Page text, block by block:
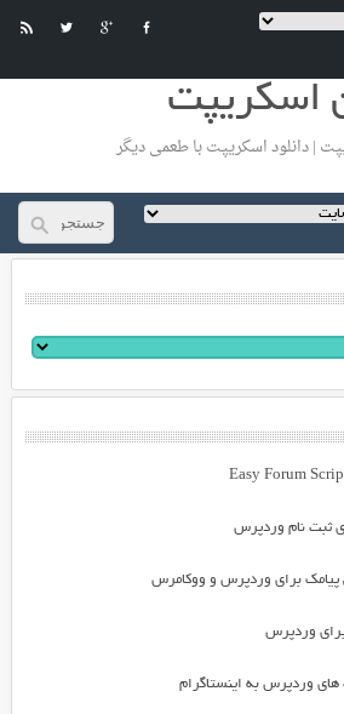
اسکریپت
| دانلود اسکریپت با طعمی دیگر
ثبت نام وردپرس
برای وردپرس و ووکامرس
وردپرس
وردپرس به اینستاگرام